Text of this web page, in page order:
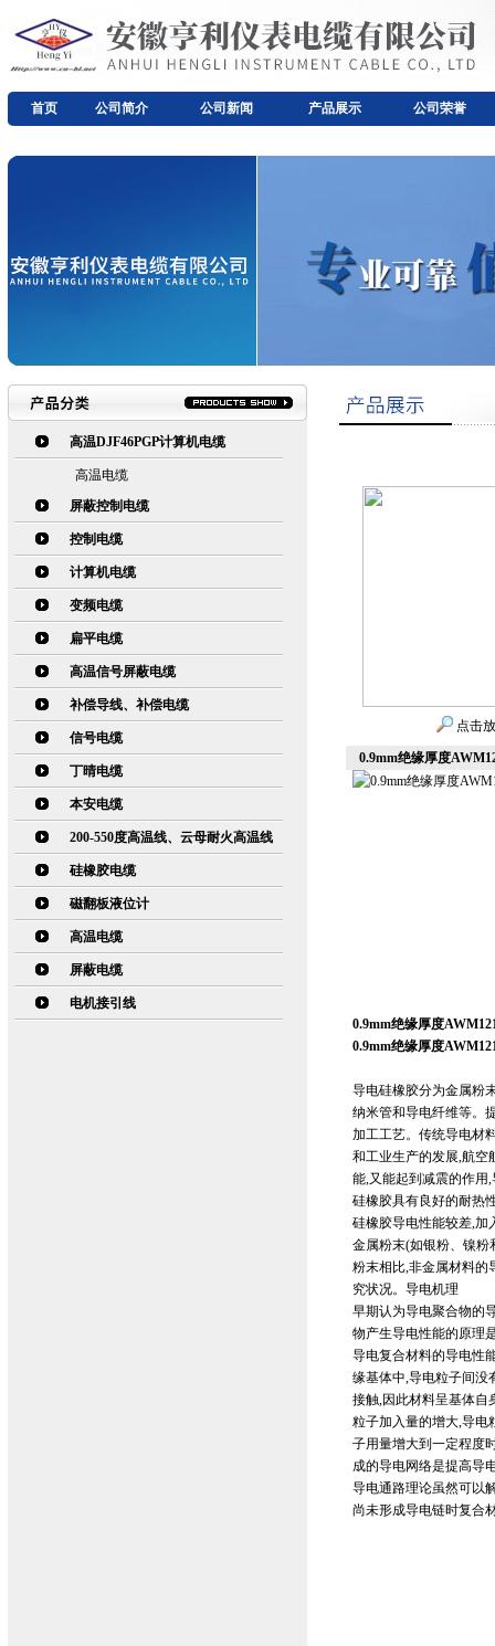
首页 公司简介 公司新闻 产品展示 公司荣誉
高温DJF46PGP计算机电缆
高温电缆
屏蔽控制电缆
控制电缆
计算机电缆
变频电缆
扁平电缆
高温信号屏蔽电缆
补偿导线、补偿电缆
信号电缆
丁晴电缆
本安电缆
200-550度高温线、云母耐火高温线
硅橡胶电缆
磁翻板液位计
高温电缆
屏蔽电缆
电机接引线
点击
0.9mm绝缘厚度
0.9mm绝缘厚度
0.9mm绝缘厚度
导电硅橡胶分为金属粉
纳米管和导电纤维等。
加工工艺。传统导电材
和工业生产的发展,航空
能,又能起到减震的作用
硅橡胶具有良好的耐热
硅橡胶导电性能较差,加
金属粉末(如银粉、镍粉
粉末相比,非金属材料的
究状况。导电机理
早期认为导电聚合物的
物产生导电性能的原理
导电复合材料的导电性
缘基体中,导电粒子间没
接触,因此材料呈基体自
粒子加入量的增大,导电
子用量增大到一定程度
成的导电网络是提高导
导电通路理论虽然可以
尚未形成导电链时复合